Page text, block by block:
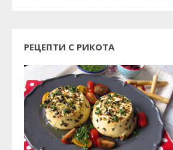
РЕЦЕПТИ С РИКОТА